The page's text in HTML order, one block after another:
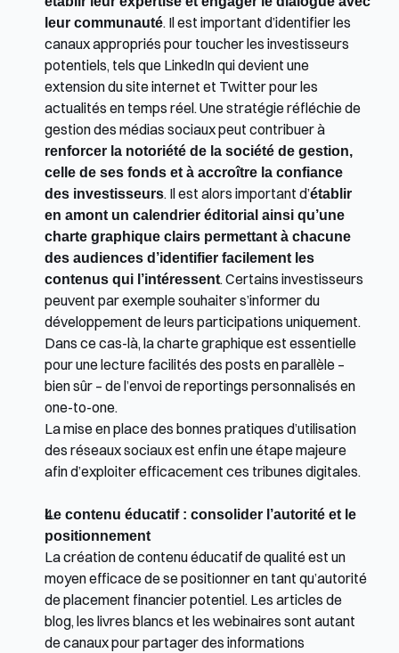
leur communauté. Il est important d’identifier les
canaux appropriés pour toucher les investisseurs
potentiels, tels que LinkedIn qui devient une
extension du site internet et Twitter pour les
actualités en temps réel. Une stratégie réfléchie de
renforcer la notoriété de la société de gestion,
celle de ses fonds et à accroître la confiance
des investisseurs. Il est alors important d’établir
en amont un calendrier éditorial ainsi qu’une
charte graphique clairs permettant à chacune
des audiences d’identifier facilement les
contenus qui l’intéressent. Certains investisseurs
peuvent par exemple souhaiter s’informer du
développement de leurs participations uniquement.
Dans ce cas-là, la charte graphique est essentielle
pour une lecture facilités des posts en parallèle –
bien sûr – de l’envoi de reportings personnalisés en
one-to-one.
La mise en place des bonnes pratiques d’utilisation
des réseaux sociaux est enfin une étape majeure
afin d’exploiter efficacement ces tribunes digitales.
Le contenu éducatif : consolider l’autorité et le
positionnement
La création de contenu éducatif de qualité est un
moyen efficace de se positionner en tant qu’autorité
de placement financier potentiel. Les articles de
blog, les livres blancs et les webinaires sont autant
de canaux pour partager des informations